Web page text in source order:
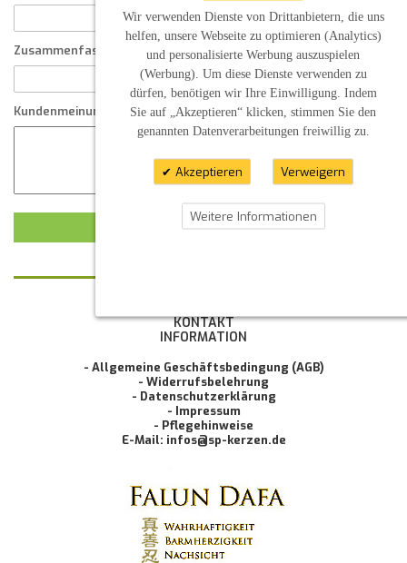
Zusammenfassung Ihrer Kundenmeinung
Kundenmeinung
KUNDENMEINUNG ABSCHICKEN
KONTAKT
INFORMATION
- Allgemeine Geschäftsbedingung (AGB)
- Widerrufsbelehrung
- Datenschutzerklärung
- Impressum
- Pflegehinweise
E-Mail: infos@sp-kerzen.de
Wir verwenden Dienste von Drittanbietern, die uns
helfen, unsere Webseite zu optimieren (Analytics)
und personalisierte Werbung auszuspielen
(Werbung). Um diese Dienste verwenden zu
dürfen, benötigen wir Ihre Einwilligung. Indem
Sie auf „Akzeptieren“ klicken, stimmen Sie den
genannten Datenverarbeitungen freiwillig zu.
Akzeptieren Verweigern
Weitere Informationen